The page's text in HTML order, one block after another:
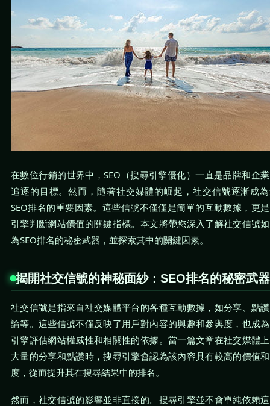
在數位行銷的世界中，SEO（搜尋引擎優化）一直是品牌和企
追逐的目標。然而，隨著社交媒體的崛起，社交信號逐漸成
SEO排名的重要因素。這些信號不僅僅是簡單的互動數據，更
引擎判斷網站價值的關鍵指標。本文將帶您深入了解社交信號
為SEO排名的秘密武器，並探索其中的關鍵因素。
揭開社交信號的神秘面紗：SEO排名的秘密武器
社交信號是指來自社交媒體平台的各種互動數據，如分享、點
論等。這些信號不僅反映了用戶對內容的興趣和參與度，也成
引擎評估網站權威性和相關性的依據。當一篇文章在社交媒體
大量的分享和點讚時，搜尋引擎會認為該內容具有較高的價值
度，從而提升其在搜尋結果中的排名。
然而，社交信號的影響並非直接的。搜尋引擎並不會單純依賴